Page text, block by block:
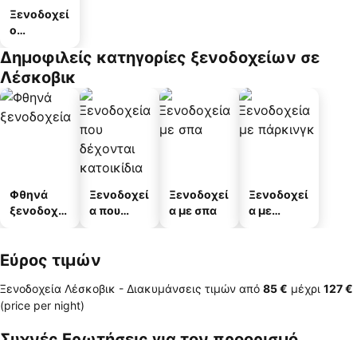
Ξενοδοχεί
ο
άτων
Δημοφιλείς κατηγορίες ξενοδοχείων σε
Λέσκοβικ
Φθηνά
ξενοδοχεί
Ξενοδοχεί
α που
α
Ξενοδοχεί
α με σπα
Ξενοδοχεί
α με
Εύρος τιμών
Ξενοδοχεία Λέσκοβικ - Διακυμάνσεις τιμών από ‎85 € μέχρι ‎127 €
(price per night)